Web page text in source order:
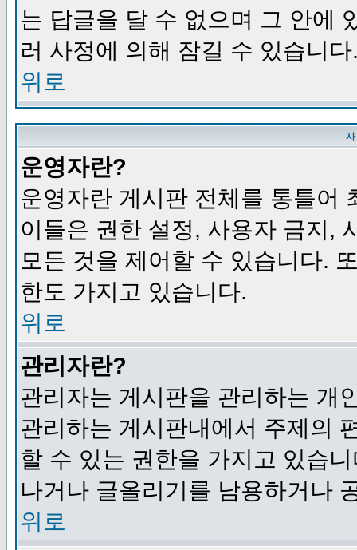
는 답글을 달 수 없으며 그 안에
러 사정에 의해 잠길 수 있습니다
위로
운영자란?
운영자란 게시판 전체를 통틀어
이들은 권한 설정, 사용자 금지,
모든 것을 제어할 수 있습니다.
한도 가지고 있습니다.
위로
관리자란?
관리자는 게시판을 관리하는 개
관리하는 게시판내에서 주제의
할 수 있는 권한을 가지고 있습
나거나 글올리기를 남용하거나
위로